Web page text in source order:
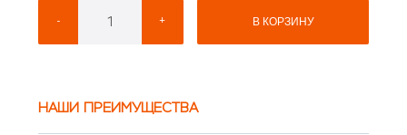
- + В КОРЗИНУ
НАШИ ПРЕИМУЩЕСТВА